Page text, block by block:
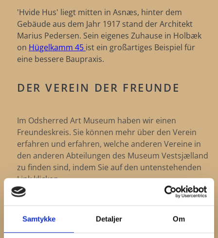
Samtykke Detaljer Om
'Hvide Hus' liegt mitten in Asnæs, hinter dem
Gebäude aus dem Jahr 1917 stand der Architekt
Marius Pedersen. Sein eigenes Zuhause in Holbæk
on Hügelkamm 45 ist ein großartiges Beispiel für
eine bessere Baupraxis.
DER VEREIN DER FREUNDE
Im Odsherred Art Museum haben wir einen
Freundeskreis. Sie können mehr über den Verein
erfahren und erfahren, welche anderen Vereine in
den anderen Abteilungen des Museum Vestsjælland
zu finden sind, indem Sie auf den untenstehenden
Link klicken.
LESEN SIE HIER MEHR ÜBER DEN